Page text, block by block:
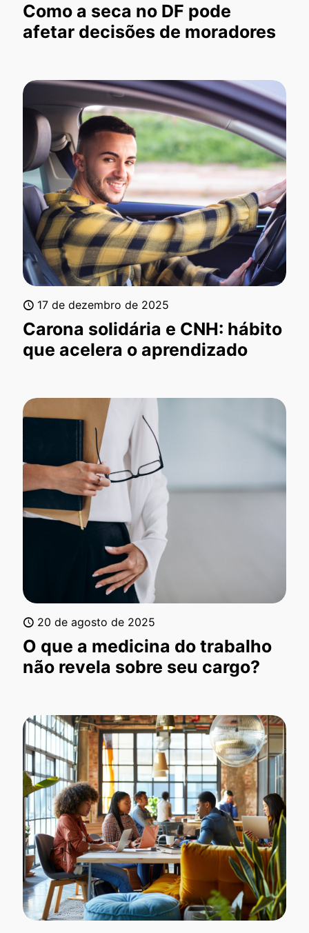
Como a seca no DF pode
afetar decisões de moradores
17 de dezembro de 2025
Carona solidária e CNH: hábito
que acelera o aprendizado
20 de agosto de 2025
O que a medicina do trabalho
não revela sobre seu cargo?